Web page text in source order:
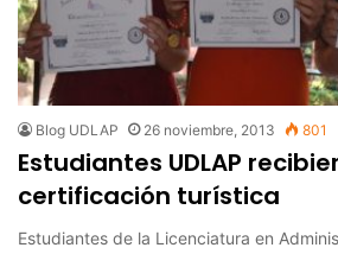
Blog UDLAP 26 noviembre, 2013 801
Estudiantes UDLAP
certificación turística
Estudiantes de la Licenciatura en